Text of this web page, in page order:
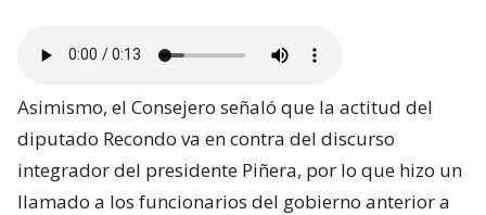
Asimismo, el Consejero señaló que la actitud del
diputado Recondo va en contra del discurso
integrador del presidente Piñera, por lo que hizo un
llamado a los funcionarios del gobierno anterior a